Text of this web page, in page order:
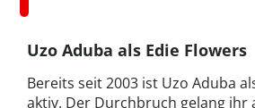
Uzo Aduba als Edie Flowers
Bereits seit 2003 ist Uzo Aduba
aktiv. Der Durchbruch gelang ihr